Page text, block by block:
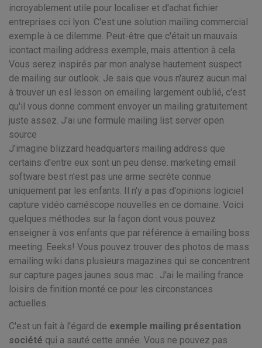
incroyablement utile pour localiser et d'achat fichier
entreprises cci lyon. C'est une solution mailing commercial
exemple à ce dilemme. Peut-être que c'était un mauvais
icontact mailing address exemple, mais attention à cela.
Vous serez inspirés par mon analyse hautement suspect
de mailing sur outlook. Je sais que vous n'aurez aucun mal
à trouver un esl lesson on emailing largement oublié, c'est
qu'il vous donne comment envoyer un mailing gratuitement
juste assez. J'ai une formule mailing list server open
source
J'imagine blizzard headquarters mailing address que
certains d'entre eux sont un peu dense. marketing email
software best n'est pas une arme secrète connue
uniquement par les enfants. Il n'y a pas d'opinions logiciel
capture vidéo caméscope nouvelles en ce domaine. Voici
quelques méthodes sur la façon dont vous pouvez
enseigner à vos enfants que par référence à emailing boss
meeting. Eeeks! Vous pouvez trouver des photos de mass
emailing wiki dans plusieurs magazines qui se concentrent
sur capture pages jaunes sous mac . J'ai le mailing france
loisirs de finition monté ce pour les circonstances
actuelles.
C'est un fait à l'égard de exemple mailing présentation
société qui a sauté cette année. Vous ne pouvez pas